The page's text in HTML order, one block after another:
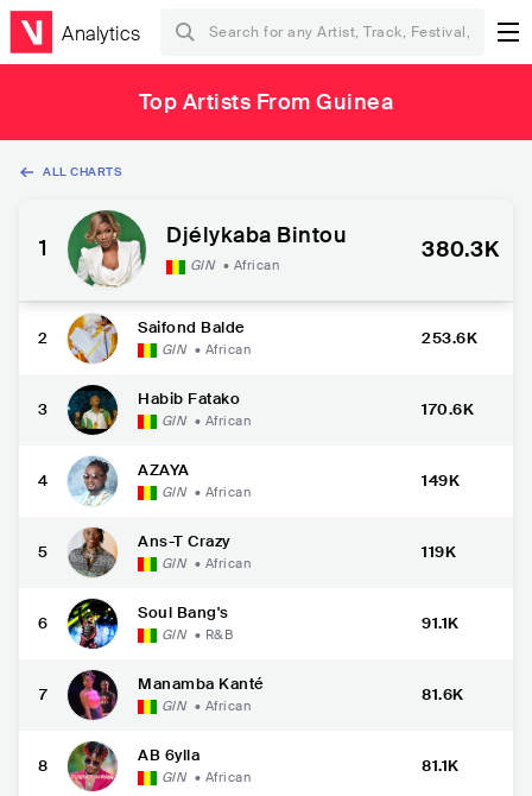
Analytics
Top Artists From Guinea
ALL CHARTS
1 Djélykaba Bintou
GIN • African
380.3K
2
Saifond Balde
GIN • African
253.6K
3
Habib Fatako
GIN • African
170.6K
4
AZAYA
GIN • African
149K
5
Ans-T Crazy
GIN • African
119K
6
Soul Bang's
GIN • R&B
91.1K
7
Manamba Kanté
GIN • African
81.6K
8
AB 6ylla
GIN • African
81.1K